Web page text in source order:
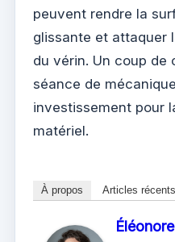
peuvent rendre la
glissante et attaquer
du vérin. Un coup de
séance de
investissement pour
matériel.
À propos Articles récents